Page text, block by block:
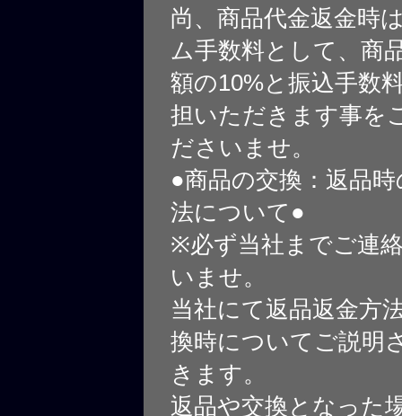
尚、商品代金返金時
ム手数料として、商
額の10%と振込手数
担いただきます事を
ださいませ。
●商品の交換：返品
法について●
※必ず当社までご連
いませ。
当社にて返品返金方
換時についてご説明
きます。
返品や交換となった